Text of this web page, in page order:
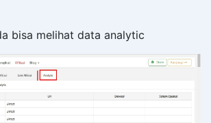
bisa melihat data analytic